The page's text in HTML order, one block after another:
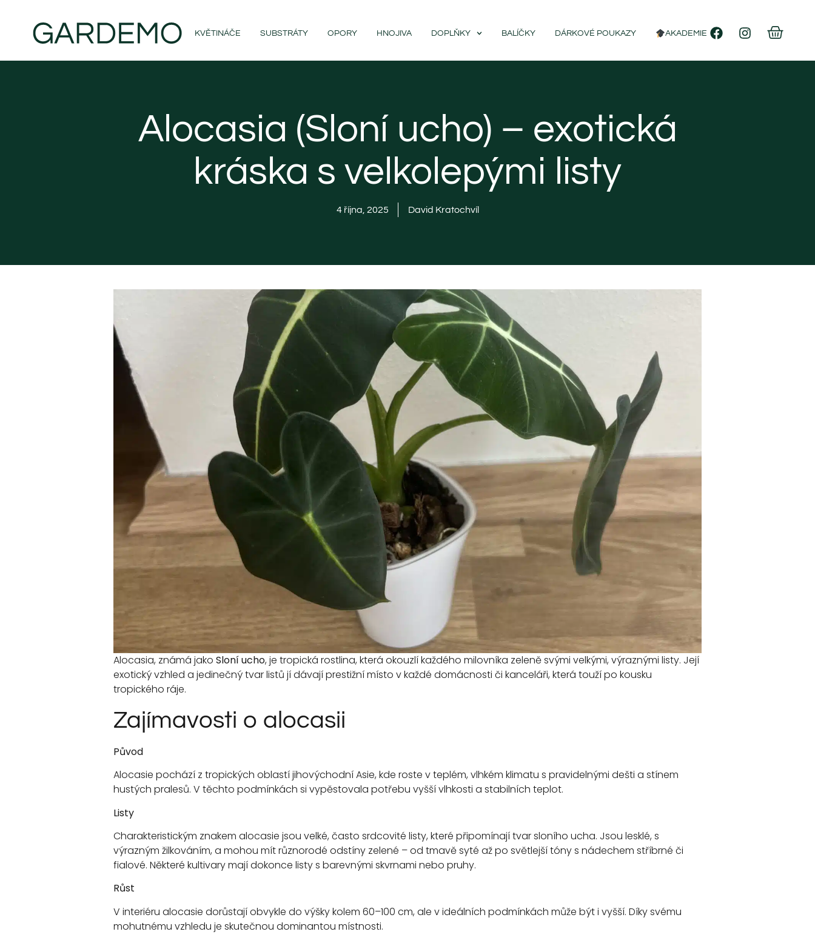
KVĚTINÁČE SUBSTRÁTY OPORY HNOJIVA DOPLŇKY BALÍČKY DÁRKOVÉ POUKAZY AKADEMIE
Alocasia (Sloní ucho) – exotická
kráska s velkolepými listy
4 října, 2025 David Kratochvíl
Alocasia, známá jako Sloní ucho, je tropická rostlina, která okouzlí každého milovníka zeleně svými velkými, výraznými listy. Její
exotický vzhled a jedinečný tvar listů jí dávají prestižní místo v každé domácnosti či kanceláři, která touží po kousku
tropického ráje.
Zajímavosti o alocasii
Původ
Alocasie pochází z tropických oblastí jihovýchodní Asie, kde roste v teplém, vlhkém klimatu s pravidelnými dešti a stínem
hustých pralesů. V těchto podmínkách si vypěstovala potřebu vyšší vlhkosti a stabilních teplot.
Listy
Charakteristickým znakem alocasie jsou velké, často srdcovité listy, které připomínají tvar sloního ucha. Jsou lesklé, s
výrazným žilkováním, a mohou mít různorodé odstíny zelené – od tmavě syté až po světlejší tóny s nádechem stříbrné či
fialové. Některé kultivary mají dokonce listy s barevnými skvrnami nebo pruhy.
Růst
V interiéru alocasie dorůstají obvykle do výšky kolem 60–100 cm, ale v ideálních podmínkách může být i vyšší. Díky svému
mohutnému vzhledu je skutečnou dominantou místnosti.